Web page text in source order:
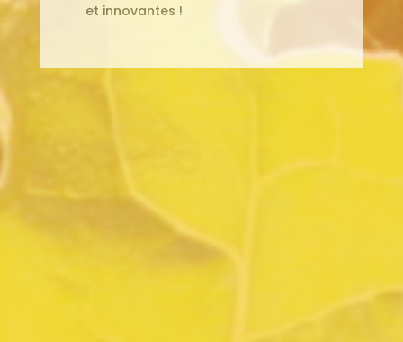
et innovantes !